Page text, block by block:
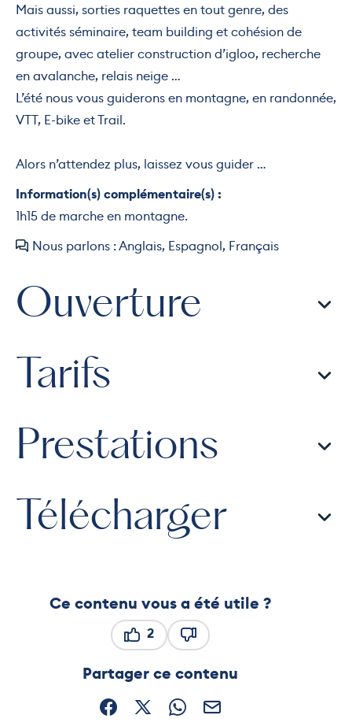
Mais aussi, sorties raquettes en tout genre, des
activités séminaire, team building et cohésion de
groupe, avec atelier construction d’igloo, recherche
en avalanche, relais neige …
L’été nous vous guiderons en montagne, en randonnée,
VTT, E-bike et Trail.
Alors n’attendez plus, laissez vous guider …
Information(s) complémentaire(s) :
1h15 de marche en montagne.
Nous parlons : Anglais, Espagnol, Français
Ouverture
Tarifs
Prestations
Télécharger
Ce contenu vous a été utile ?
2
Partager ce contenu
Partager sur Facebook (nouvelle fenêtre)
Partager sur X / Twitter (nouvelle
Partager sur WhatsApp
Partager par mail